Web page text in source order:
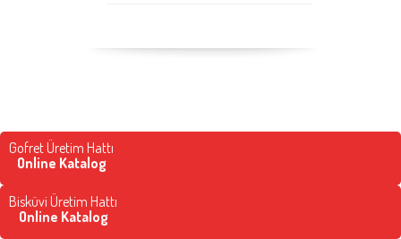
Gofret Üretim Hattı
Online Katalog
Bisküvi Üretim Hattı
Online Katalog